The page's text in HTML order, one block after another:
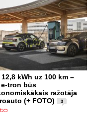
kWh uz 100 km –
tron būs
ražotāja
(+ FOTO)
3